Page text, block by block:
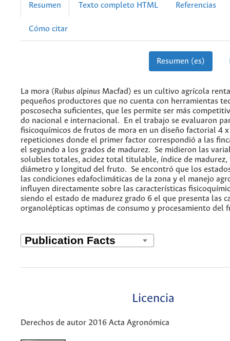
Resumen Texto completo HTML Referencias
Cómo citar
Resumen (es)
La mora (Rubus alpinus Macfad) es un cultivo agrícola
pequeños productores que no cuenta con herramientas
poscosecha suficientes, que les permite ser más
do nacional e internacional. En el trabajo se evaluaron
fisicoquímicos de frutos de mora en un diseño factorial 4
repeticiones donde el primer factor correspondió a las
el segundo a los grados de madurez. Se midieron las
solubles totales, acidez total titulable, índice de madurez,
diámetro y longitud del fruto. Se encontró que los
las condiciones edafoclimáticas de la zona y el manejo
influyen directamente sobre las características
siendo el estado de madurez grado 6 el que presenta las
organolépticas optimas de consumo y procesamiento del
Licencia
Derechos de autor 2016 Acta Agronómica